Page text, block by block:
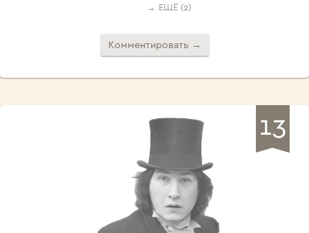
→ ЕЩЁ (2)
Комментировать →
13